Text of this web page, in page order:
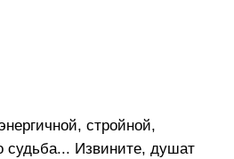
стройной,
судьба... Извините, душат